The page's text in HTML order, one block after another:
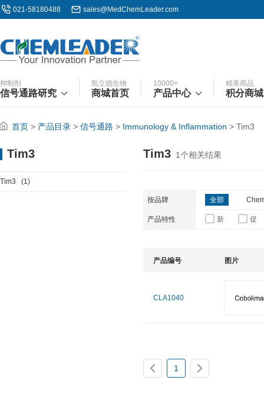
021-58180488 sales@MedChemLeader.com
抑制剂
信号通路研究
凯立德生物
商城首页
10000+
产品中心
精美商品
积分商城
首页 > 产品目录 > 信号通路 > Immunology & Inflammation > Tim3
Tim3
Tim3 (1)
Tim3 1个相关结果
按品牌 全部
产品特性 新 促
产品编号 图片
CLA1040
1